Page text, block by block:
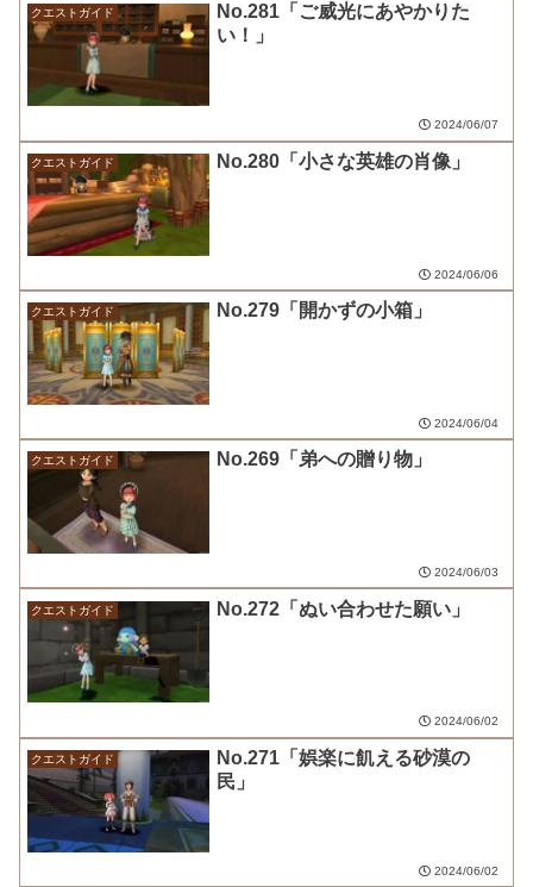
クエストガイド
No.281「ご威光にあやかりた
い！」
2024/06/07
クエストガイド No.280「小さな英雄の肖像」
2024/06/06
クエストガイド No.279「開かずの小箱」
2024/06/04
クエストガイド No.269「弟への贈り物」
2024/06/03
クエストガイド No.272「ぬい合わせた願い」
2024/06/02
クエストガイド
No.271「娯楽に飢える砂漠の
民」
2024/06/02